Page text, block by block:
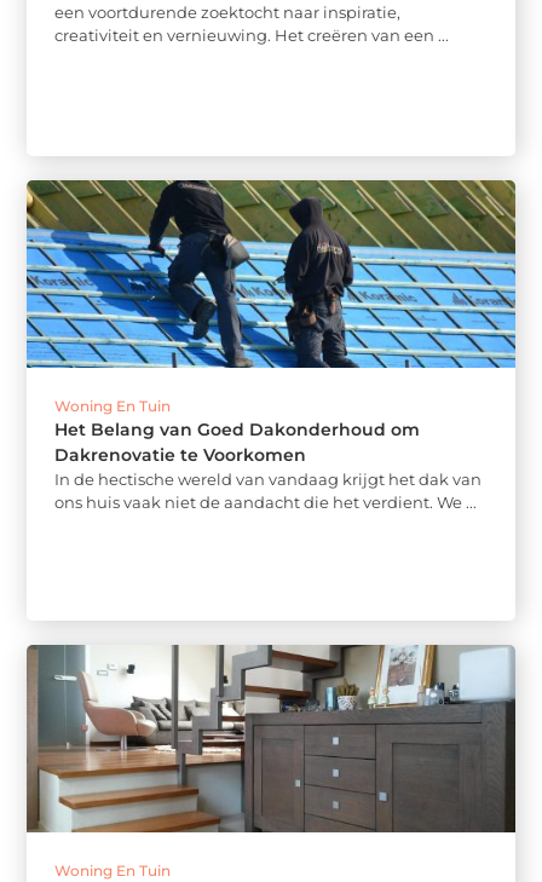
een voortdurende zoektocht naar inspiratie,
creativiteit en vernieuwing. Het creëren van een ...
Woning En Tuin
Het Belang van Goed Dakonderhoud om
Dakrenovatie te Voorkomen
In de hectische wereld van vandaag krijgt het dak van
ons huis vaak niet de aandacht die het verdient. We ...
Woning En Tuin